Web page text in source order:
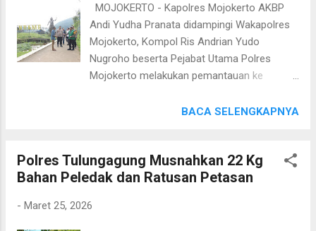
sudah terjadi tadi malam, tinggal kita urai
untuk yang lain," kata Sigit, Rabu
(25/3/2026). Sigit memastikan, penanganan
arus balik berjalan optimal dan aman dengan
melakukan kebijakan rekayasa lalu lintas. Di
maupun lokal hingga contraflow. Meski
MOJOKERTO - Kapolres Mojokerto AKBP
Andi Yudha Pranata didampingi Wakapolres
Mojokerto, Kompol Ris Andrian Yudo
Nugroho beserta Pejabat Utama Polres
Mojokerto melakukan pemantauan ke
Trawas, Selasa (24/3/2026). Kegiatan itu
tetap kondusif selama masa libur lebaran.
"Kami ingin memastikan kesiapan pengelola
memberikan rasa aman dan nyaman bagi
BACA SELENGKAPNYA
Polres Tulungagung Musnahkan 22 Kg
Bahan Peledak dan Ratusan Petasan
- Maret 25, 2026